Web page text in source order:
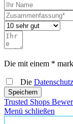
Die mit einem *
Die
Speichern
Trusted Shops
Menü schließen